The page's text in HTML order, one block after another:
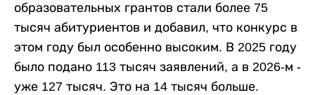
образовательных грантов стали более 75
тысяч абитуриентов и добавил, что конкурс в
этом году был особенно высоким. В 2025 году
было подано 113 тысяч заявлений, а в 2026-м -
уже 127 тысяч. Это на 14 тысяч больше.